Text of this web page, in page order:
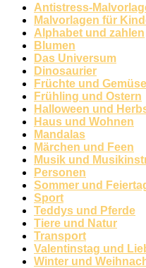
Antistress-
Malvorlagen für
Alphabet und zahlen
Blumen
Das Universum
Dinosaurier
Früchte und Gemüse
Frühling und Ostern
Halloween und
Haus und Wohnen
Mandalas
Märchen und Feen
Musik und
Personen
Sommer und
Sport
Teddys und Pferde
Tiere und Natur
Transport
Valentinstag und
Winter und